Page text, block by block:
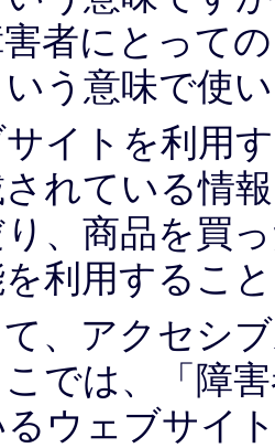
者にとって
う意味で使
イトを利用
されている情
、商品を買
を利用するこ
、アクセシ
では、「障
ウェブサイ